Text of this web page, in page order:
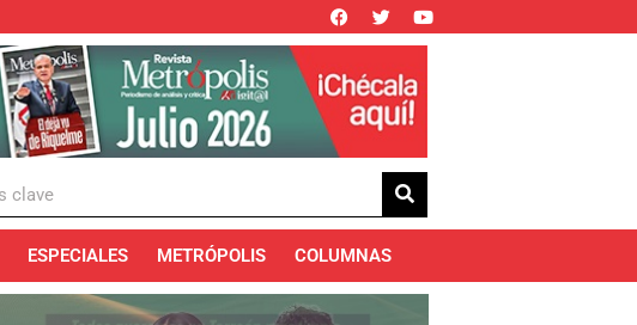
ESPECIALES METRÓPOLIS COLUMNAS